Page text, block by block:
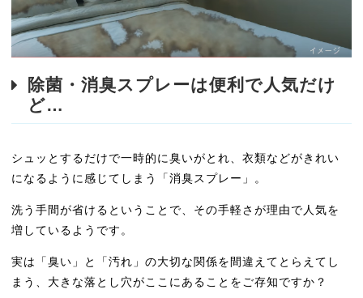
除菌・消臭スプレーは便利で人気だけ
ど…
シュッとするだけで一時的に臭いがとれ、衣類などがきれい
になるように感じてしまう「消臭スプレー」。
洗う手間が省けるということで、その手軽さが理由で人気を
増しているようです。
実は「臭い」と「汚れ」の大切な関係を間違えてとらえてし
まう、大きな落とし穴がここにあることをご存知ですか？